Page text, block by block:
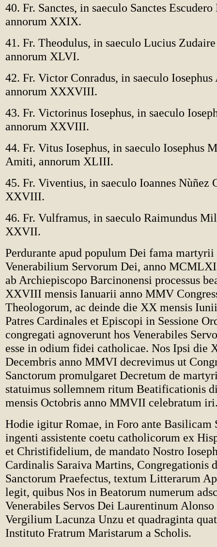
40. Fr. Sanctes, in saeculo Sanctes
annorum XXIX.
41. Fr. Theodulus, in saeculo Lucius
annorum XLVI.
42. Fr. Victor Conradus, in saeculo
annorum XXXVIII.
43. Fr. Victorinus Iosephus, in saeculo
annorum XXVIII.
44. Fr. Vitus Iosephus, in saeculo Iosephus
Amiti, annorum XLIII.
45. Fr. Viventius, in saeculo Ioannes Nùñez
XXVIII.
46. Fr. Vulframus, in saeculo Raimundus
XXVII.
Perdurante apud populum Dei fama martyrii
Venerabilium Servorum Dei, anno
ab Archiepiscopo Barcinonensi processus
XXVIII mensis Ianuarii anno MMV
Theologorum, ac deinde die XX mensis
Patres Cardinales et Episcopi in Sessione
congregati agnoverunt hos Venerabiles
esse in odium fidei catholicae. Nos Ipsi die
Decembris anno MMVI decrevimus ut
Sanctorum promulgaret Decretum de
statuimus sollemnem ritum Beatificationis
mensis Octobris anno MMVII celebratum
Hodie igitur Romae, in Foro ante Basilicam
ingenti assistente coetu catholicorum ex
et Christifidelium, de mandato Nostro
Cardinalis Saraiva Martins, Congregationis
Sanctorum Praefectus, textum Litterarum
legit, quibus Nos in Beatorum numerum
Venerabiles Servos Dei Laurentinum Alonso
Vergilium Lacunza Unzu et quadraginta
Instituto Fratrum Maristarum a Scholis.